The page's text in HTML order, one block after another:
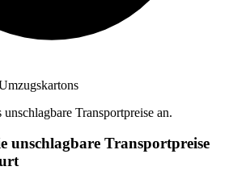
Transportpreise an.
unschlagbare Transportpreise